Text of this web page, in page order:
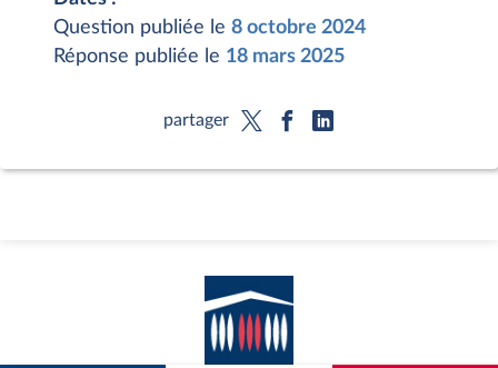
Question publiée le 8 octobre 2024
Réponse publiée le 18 mars 2025
partager